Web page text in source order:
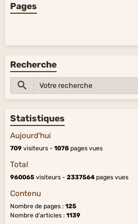
Pages
Recherche
Statistiques
Aujourd'hui
709 visiteurs - 1078 pages vues
Total
960065 visiteurs - 2337564 pages vues
Contenu
Nombre de pages : 125
Nombre d'articles : 1139